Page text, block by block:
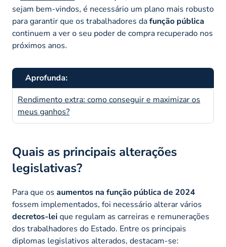
sejam bem-vindos, é necessário um plano mais robusto
para garantir que os trabalhadores dafunção pública
continuem a ver o seu poder de compra recuperado nos
próximos anos.
Aprofunda:
Rendimento extra: como conseguir e maximizar os
meus ganhos?
Quais as principais alterações
legislativas?
Para que os aumentos na função pública de 2024
fossem implementados, foi necessário alterar vários
decretos-leique regulam as carreiras e remunerações
dos trabalhadores do Estado. Entre os principais
diplomas legislativos alterados, destacam-se: